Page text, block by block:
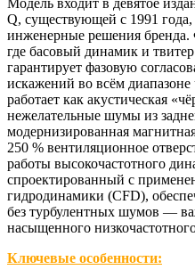
Q, существующей с 1991
инженерные решения
где басовый динамик и
гарантирует фазовую
искажений во всём
работает как акустическая
нежелательные шумы из
модернизированная
250 % вентиляционное
работы высокочастотного
спроектированный с
гидродинамики (CFD),
без турбулентных шумов —
насыщенного
Ключевые особенности: